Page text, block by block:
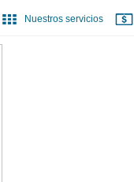
Nuestros servicios